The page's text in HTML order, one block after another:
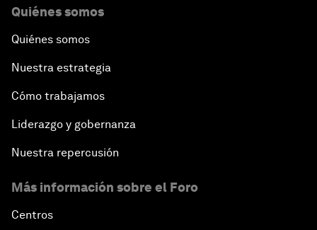
Quiénes somos
Quiénes somos
Nuestra estrategia
Cómo trabajamos
Liderazgo y gobernanza
Nuestra repercusión
Más información sobre el Foro
Centros